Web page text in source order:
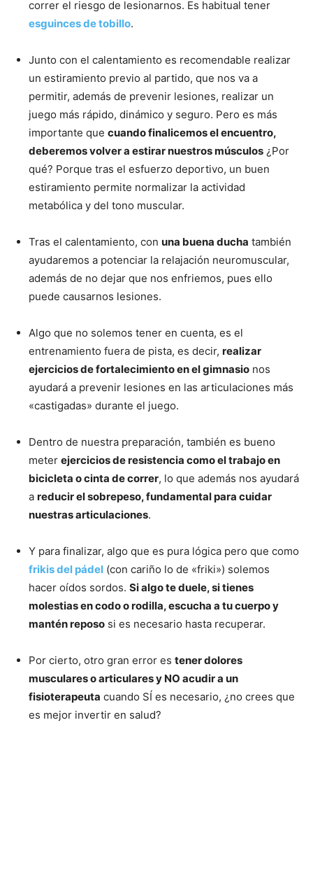
correr el riesgo de lesionarnos. Es habitual tener
esguinces de tobillo.
Junto con el calentamiento es recomendable realizar
un estiramiento previo al partido, que nos va a
permitir, además de prevenir lesiones, realizar un
juego más rápido, dinámico y seguro. Pero es más
importante que cuando finalicemos el encuentro,
deberemos volver a estirar nuestros músculos ¿Por
qué? Porque tras el esfuerzo deportivo, un buen
estiramiento permite normalizar la actividad
metabólica y del tono muscular.
Tras el calentamiento, con una buena ducha también
ayudaremos a potenciar la relajación neuromuscular,
además de no dejar que nos enfriemos, pues ello
puede causarnos lesiones.
Algo que no solemos tener en cuenta, es el
entrenamiento fuera de pista, es decir, realizar
ejercicios de fortalecimiento en el gimnasio nos
ayudará a prevenir lesiones en las articulaciones más
«castigadas» durante el juego.
Dentro de nuestra preparación, también es bueno
meter ejercicios de resistencia como el trabajo en
bicicleta o cinta de correr, lo que además nos ayudará
a reducir el sobrepeso, fundamental para cuidar
nuestras articulaciones.
Y para finalizar, algo que es pura lógica pero que como
frikis del pádel (con cariño lo de «friki») solemos
hacer oídos sordos. Si algo te duele, si tienes
molestias en codo o rodilla, escucha a tu cuerpo y
mantén reposo si es necesario hasta recuperar.
Por cierto, otro gran error es tener dolores
musculares o articulares y NO acudir a un
fisioterapeuta cuando SÍ es necesario, ¿no crees que
es mejor invertir en salud?